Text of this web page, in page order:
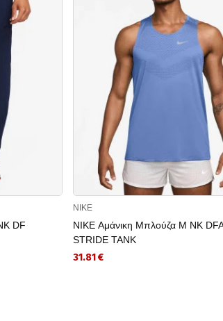
DF
NIKE
NIKE Αμάνικη Μπλούζα M NK
STRIDE TANK
31.81 €